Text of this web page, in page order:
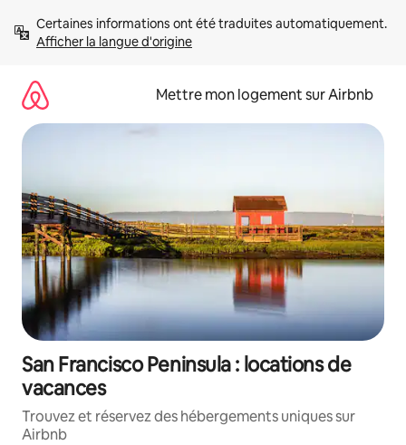
directement
Afficher la langue d'origine
Mettre mon logement sur Airbnb
San Francisco Peninsula : locations de
vacances
Trouvez et réservez des hébergements uniques sur
Airbnb